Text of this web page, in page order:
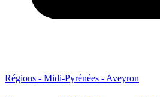
Régions - Midi-Pyrénées - Aveyron